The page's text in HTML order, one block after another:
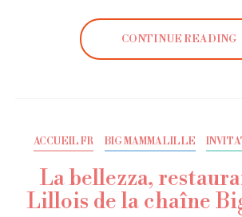
CONTINUE READING
ACCUEIL FR BIG MAMMA LILLE
La bellezza,
Lillois de la chaîne